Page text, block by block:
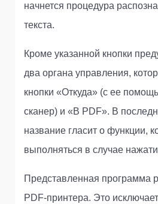
начнется процедура
текста.
Кроме указанной кнопки
два органа управления,
кнопки «Откуда» (с ее
сканер) и «В PDF». В
название гласит о функции,
выполняться в случае
Представленная программа
PDF-принтера. Это